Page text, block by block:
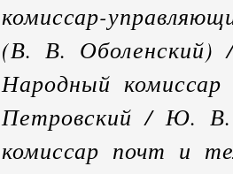
комиссар-
(В. В.
Народный
Петровский / Ю.
комиссар почт и